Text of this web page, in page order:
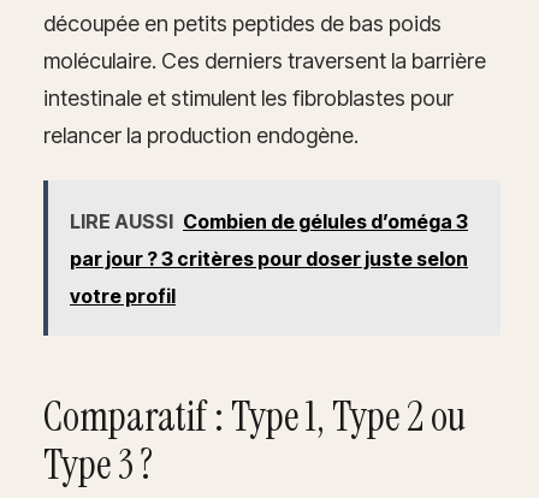
découpée en petits peptides de bas poids
moléculaire. Ces derniers traversent la barrière
intestinale et stimulent les fibroblastes pour
relancer la production endogène.
LIRE AUSSI Combien de gélules d’oméga 3
par jour ? 3 critères pour doser juste selon
votre profil
Comparatif : Type 1, Type 2 ou
Type 3 ?